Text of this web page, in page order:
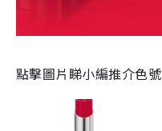
點擊圖片睇小編推介色號